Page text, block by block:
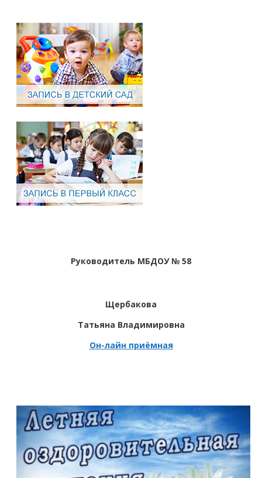
Руководитель МБДОУ № 58
Щербакова
Татьяна Владимировна
Он-лайн приёмная